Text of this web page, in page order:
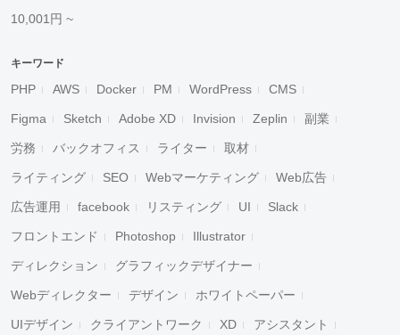
10,001円 ~
キーワード
PHP AWS Docker PM WordPress CMS
Figma Sketch Adobe XD Invision Zeplin 副業
労務 バックオフィス ライター 取材
ライティング SEO Webマーケティング Web広告
広告運用 facebook リスティング UI Slack
フロントエンド Photoshop Illustrator
ディレクション グラフィックデザイナー
Webディレクター デザイン ホワイトペーパー
UIデザイン クライアントワーク XD アシスタント